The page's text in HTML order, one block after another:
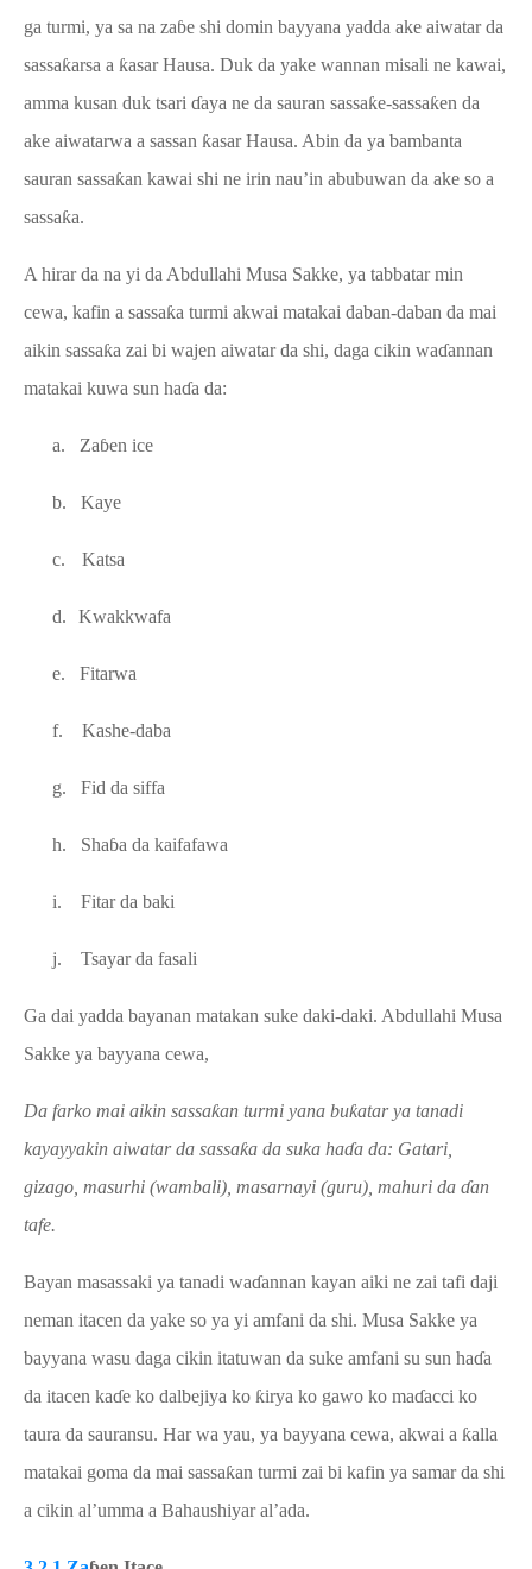
ga turmi, ya sa na zaɓe shi domin bayyana yadda ake aiwatar da
sassaƙarsa a ƙasar Hausa. Duk da yake wannan misali ne kawai,
amma kusan duk tsari ɗaya ne da sauran sassaƙe-sassaƙen da
ake aiwatarwa a sassan ƙasar Hausa. Abin da ya bambanta
sauran sassaƙan kawai shi ne irin nau’in abubuwan da ake so a
sassaƙa.
A hirar da na yi da Abdullahi Musa Sakke, ya tabbatar min
cewa, kafin a sassaƙa turmi akwai matakai daban-daban da mai
aikin sassaƙa zai bi wajen aiwatar da shi, daga cikin waɗannan
matakai kuwa sun haɗa da:
a. Zaɓen ice
b. Kaye
c. Katsa
d. Kwakkwafa
e. Fitarwa
f. Kashe-daba
g. Fid da siffa
h. Shaɓa da kaifafawa
i. Fitar da baki
j. Tsayar da fasali
Ga dai yadda bayanan matakan suke daki-daki. Abdullahi Musa
Sakke ya bayyana cewa,
Da farko mai aikin sassaƙan turmi yana buƙatar ya tanadi
kayayyakin aiwatar da sassaƙa da suka haɗa da: Gatari,
gizago, masurhi (wambali), masarnayi (guru), mahuri da ɗan
tafe.
Bayan masassaki ya tanadi waɗannan kayan aiki ne zai tafi daji
neman itacen da yake so ya yi amfani da shi. Musa Sakke ya
bayyana wasu daga cikin itatuwan da suke amfani su sun haɗa
da itacen kaɗe ko dalbejiya ko ƙirya ko gawo ko maɗacci ko
taura da sauransu. Har wa yau, ya bayyana cewa, akwai a ƙalla
matakai goma da mai sassaƙan turmi zai bi kafin ya samar da shi
a cikin al’umma a Bahaushiyar al’ada.